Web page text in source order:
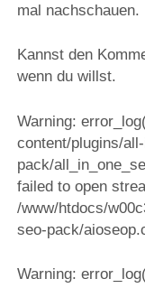
mal nachschauen.
Kannst den
wenn du willst.
Warning:
content/plugins/
pack/
failed to open
/www/htdocs/
seo-pack/
Warning: